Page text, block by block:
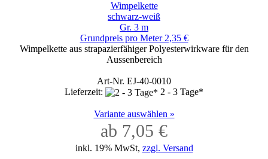
Wimpelkette
schwarz-weiß
Gr. 3 m
Grundpreis pro Meter 2,35 €
Wimpelkette aus strapazierfähiger Polyesterwirkware für den
Aussenbereich
Art-Nr. EJ-40-0010
Lieferzeit:
2 - 3 Tage*
Variante auswählen »
ab 7,05 €
inkl. 19% MwSt, zzgl. Versand